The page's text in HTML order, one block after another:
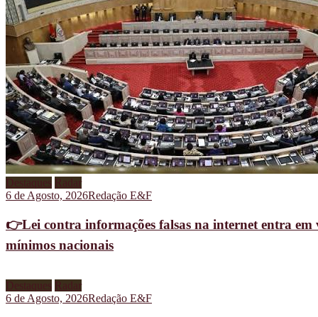
Destaques Radar
6 de Agosto, 2026Redação E&F
👉Lei contra informações falsas na internet entra
mínimos nacionais
Destaques Radar
6 de Agosto, 2026Redação E&F